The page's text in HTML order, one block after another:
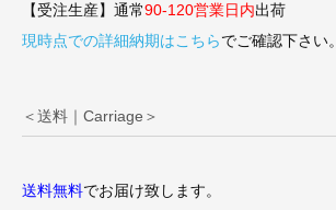
【受注生産】通常90-120営業日内出荷
現時点での詳細納期はこちらでご確認下さい。
＜送料｜Carriage＞
送料無料でお届け致します。